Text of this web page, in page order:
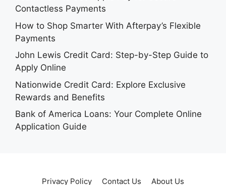
Contactless Payments
How to Shop Smarter With Afterpay’s Flexible
Payments
John Lewis Credit Card: Step-by-Step Guide to
Apply Online
Nationwide Credit Card: Explore Exclusive
Rewards and Benefits
Bank of America Loans: Your Complete Online
Application Guide
Privacy Policy Contact Us About Us